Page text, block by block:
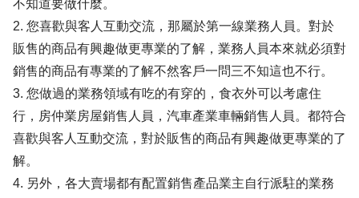
不知道要做什麼。
2. 您喜歡與客人互動交流，那屬於第一線業務人員。對於
販售的商品有興趣做更專業的了解，業務人員本來就必須對
銷售的商品有專業的了解不然客戶一問三不知這也不行。
3. 您做過的業務領域有吃的有穿的，食衣外可以考慮住
行，房仲業房屋銷售人員，汽車產業車輛銷售人員。都符合
喜歡與客人互動交流，對於販售的商品有興趣做更專業的了
解。
4. 另外，各大賣場都有配置銷售產品業主自行派駐的業務